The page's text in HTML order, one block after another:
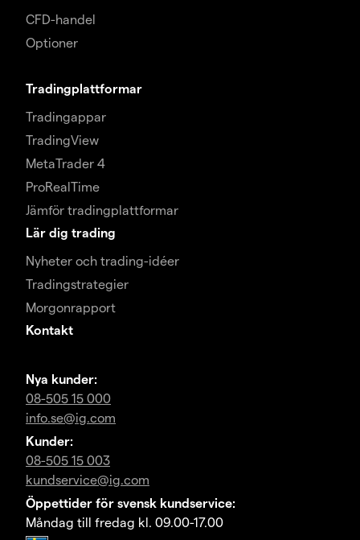
CFD-handel
Optioner
Tradingplattformar
Tradingappar
TradingView
MetaTrader 4
ProRealTime
Jämför tradingplattformar
Lär dig trading
Nyheter och trading-idéer
Tradingstrategier
Morgonrapport
Kontakt
Nya kunder:
08-505 15 000
info.se@ig.com
Kunder:
08-505 15 003
kundservice@ig.com
Öppettider för svensk kundservice:
Måndag till fredag kl. 09.00-17.00